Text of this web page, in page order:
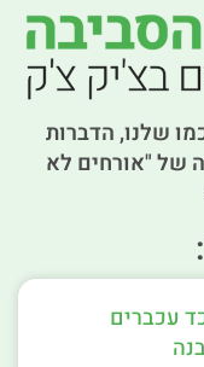
שלנו, הדברות
של "אורחים לא
עכברים